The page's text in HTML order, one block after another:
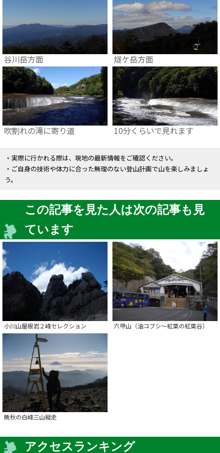
谷川岳方面 燧ケ岳方面
吹割れの滝に寄り道 10分くらいで見れます
・実際に行かれる際は、現地の最新情報をご確認ください。
・ご自身の技術や体力に合った無理のない登山計画で山を楽しみましょ
う。
この記事を見た人は次の記事も見
ています
小川山屋根岩２峰セレクション 六甲山（油コブシ～紅葉の紅葉谷）
晩秋の白峰三山縦走
アクセスランキング